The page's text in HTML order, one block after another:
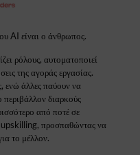
AI είναι ο άνθρωπος.
ρόλους, αυτοματοποιεί
της αγοράς εργασίας.
ενώ άλλες παύουν να
διαρκούς
από ποτέ σε
προσπαθώντας να
το μέλλον.